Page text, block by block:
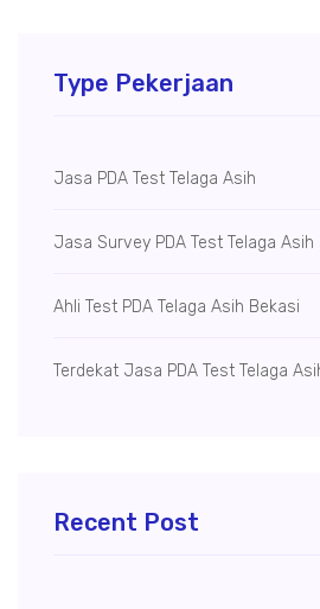
Type Pekerjaan
Jasa PDA Test Telaga Asih
Jasa Survey PDA Test Telaga Asih
Ahli Test PDA Telaga Asih Bekasi
Terdekat Jasa PDA Test Telaga
Recent Post